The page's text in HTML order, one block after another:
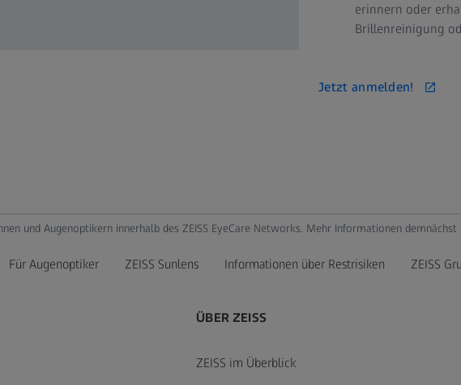
erinnern oder
Brillenreinigung
Jetzt anmelden!
und Augenoptikern innerhalb des ZEISS EyeCare Networks. Mehr Informationen demnächst
Für Augenoptiker ZEISS Sunlens Informationen über Restrisiken ZEISS
ÜBER ZEISS
ZEISS im Überblick